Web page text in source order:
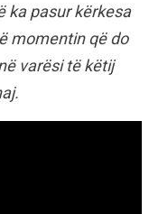
ka pasur kërkesa
momentin që do
varësi të këtij